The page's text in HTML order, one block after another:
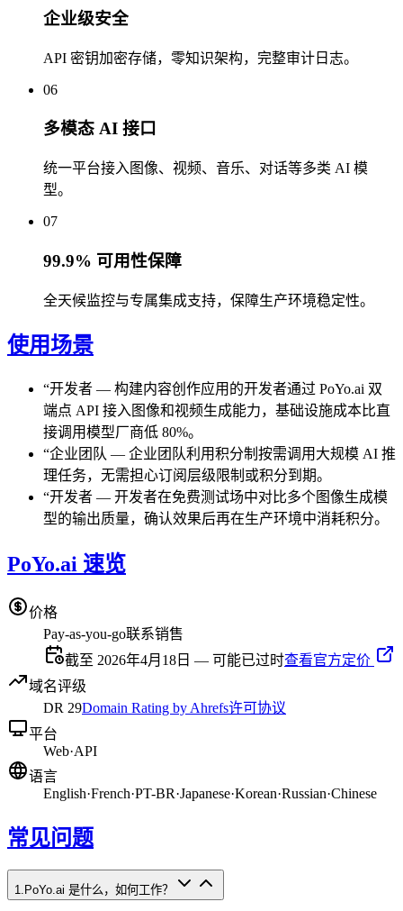
企业级安全
API 密钥加密存储，零知识架构，完整审计日志。
06
多模态 AI 接口
统一平台接入图像、视频、音乐、对话等多类 AI 模
型。
07
99.9% 可用性保障
全天候监控与专属集成支持，保障生产环境稳定性。
使用场景
“开发者 — 构建内容创作应用的开发者通过 PoYo.ai 双
端点 API 接入图像和视频生成能力，基础设施成本比直
接调用模型厂商低 80%。
“企业团队 — 企业团队利用积分制按需调用大规模 AI 推
理任务，无需担心订阅层级限制或积分到期。
“开发者 — 开发者在免费测试场中对比多个图像生成模
型的输出质量，确认效果后再在生产环境中消耗积分。
PoYo.ai 速览
价格
Pay-as-you-go联系销售
截至 2026年4月18日 — 可能已过时查看官方定价
域名评级
DR 29Domain Rating by Ahrefs许可协议
平台
Web·API
语言
English·French·PT-BR·Japanese·Korean·Russian·Chinese
常见问题
1 PoYo.ai 是什么，如何工作？